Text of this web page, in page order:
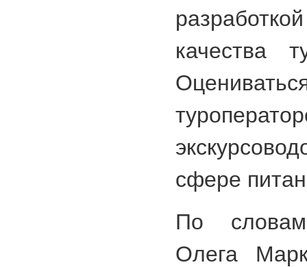
качества
сфере
По словам
Олега